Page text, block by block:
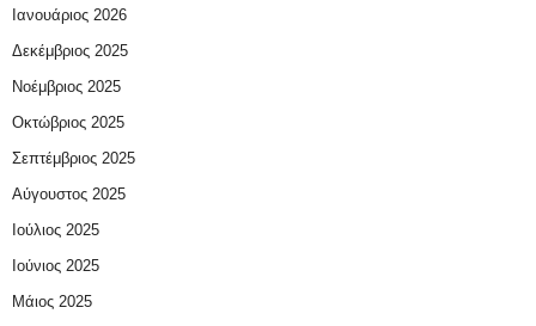
Ιανουάριος 2026
Δεκέμβριος 2025
Νοέμβριος 2025
Οκτώβριος 2025
Σεπτέμβριος 2025
Αύγουστος 2025
Ιούλιος 2025
Ιούνιος 2025
Μάιος 2025